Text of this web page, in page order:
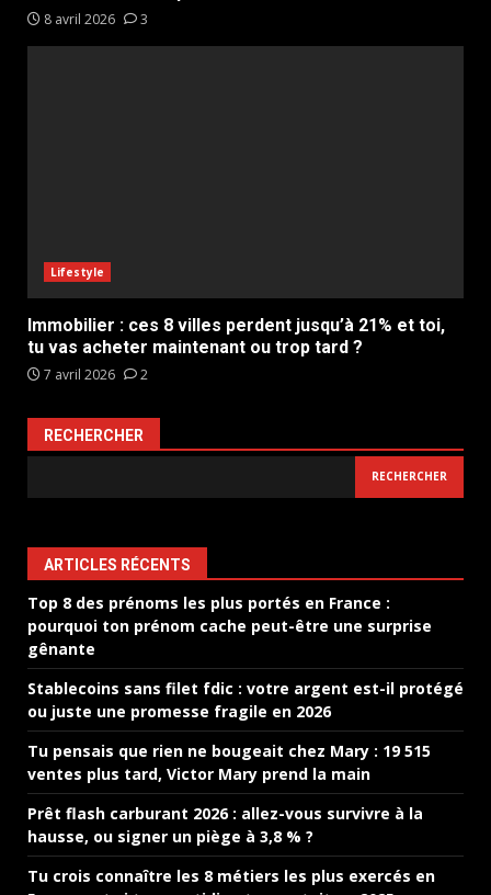
8 avril 2026 3
Lifestyle
Immobilier : ces 8 villes perdent jusqu’à 21% et toi,
tu vas acheter maintenant ou trop tard ?
7 avril 2026 2
RECHERCHER
RECHERCHER
ARTICLES RÉCENTS
Top 8 des prénoms les plus portés en France :
pourquoi ton prénom cache peut-être une surprise
gênante
Stablecoins sans filet fdic : votre argent est-il protégé
ou juste une promesse fragile en 2026
Tu pensais que rien ne bougeait chez Mary : 19 515
ventes plus tard, Victor Mary prend la main
Prêt flash carburant 2026 : allez-vous survivre à la
hausse, ou signer un piège à 3,8 % ?
Tu crois connaître les 8 métiers les plus exercés en